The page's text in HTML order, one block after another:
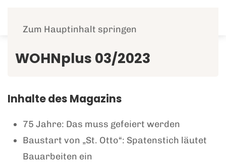
Zum Hauptinhalt springen
WOHNplus 03/2023
Inhalte des Magazins
75 Jahre: Das muss gefeiert werden
Baustart von „St. Otto“: Spatenstich läutet
Bauarbeiten ein